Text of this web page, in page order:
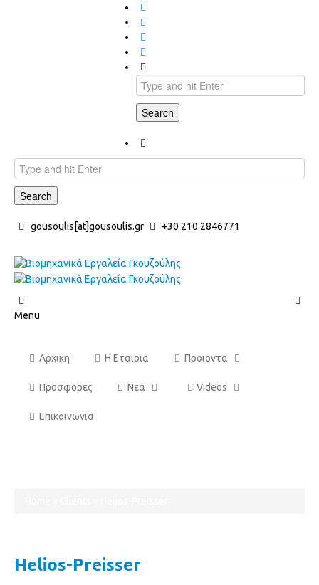
Search
Search
gousoulis[at]gousoulis.gr +30 210 2846771
Menu
Αρχικη Η Εταιρια Προιοντα
Προσφορες Νεα Videos
Επικοινωνια
Helios-Preisser